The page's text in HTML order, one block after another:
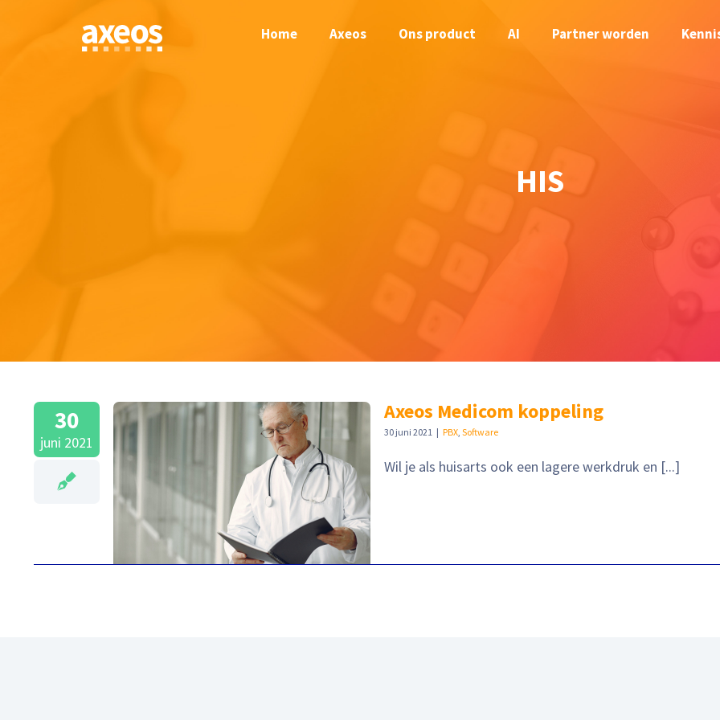
Home Axeos Ons product AI Partner worden
HIS
30
juni 2021
Axeos Medicom
koppeling
Axeos Medicom koppeling
30 juni 2021 | PBX, Software
Wil je als huisarts ook een lagere werkdruk en [...]